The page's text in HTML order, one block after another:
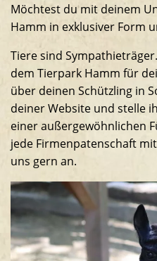
Möchtest du mit deinem
Hamm in exklusiver Form
Tiere sind
dem Tierpark Hamm für
über deinen Schützling in
deiner Website und stelle
einer außergewöhnlichen
jede Firmenpatenschaft
uns gern an.